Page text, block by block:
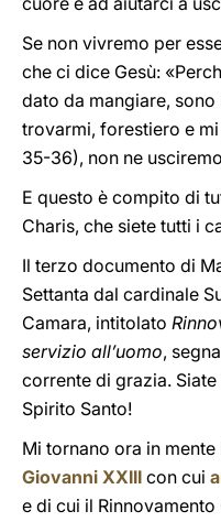
Se non vivremo per
che ci dice Gesù:
dato da mangiare,
trovarmi, forestiero e
35-36), non ne
E questo è compito di
Charis, che siete tutti i
Il terzo documento di
Settanta dal cardinale
Camara, intitolato
servizio all’uomo,
corrente di grazia.
Spirito Santo!
Mi tornano ora in
Giovanni XXIII con cui
e di cui il